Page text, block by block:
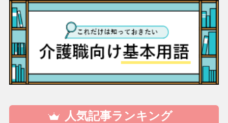
人気記事ランキング